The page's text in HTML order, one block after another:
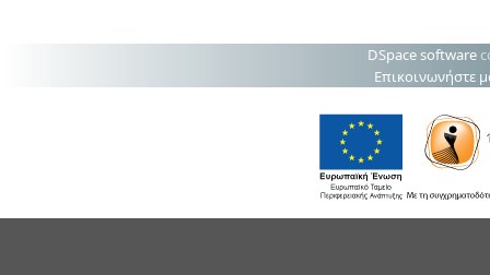
DSpace software
Επικοινωνήστε